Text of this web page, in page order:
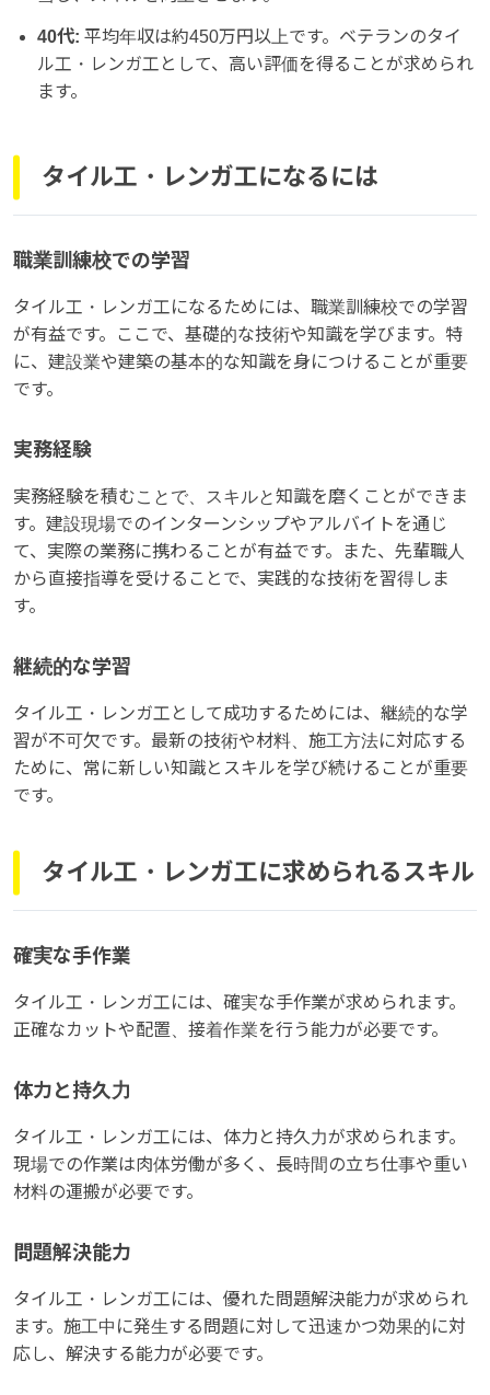
40代: 平均年収は約450万円以上です。ベテランのタイ
ル工・レンガ工として、高い評価を得ることが求められ
ます。
タイル工・レンガ工になるには
職業訓練校での学習
タイル工・レンガ工になるためには、職業訓練校での学習
が有益です。ここで、基礎的な技術や知識を学びます。特
に、建設業や建築の基本的な知識を身につけることが重要
です。
実務経験
実務経験を積むことで、スキルと知識を磨くことができま
す。建設現場でのインターンシップやアルバイトを通じ
て、実際の業務に携わることが有益です。また、先輩職人
から直接指導を受けることで、実践的な技術を習得しま
す。
継続的な学習
タイル工・レンガ工として成功するためには、継続的な学
習が不可欠です。最新の技術や材料、施工方法に対応する
ために、常に新しい知識とスキルを学び続けることが重要
です。
タイル工・レンガ工に求められるスキル
確実な手作業
タイル工・レンガ工には、確実な手作業が求められます。
正確なカットや配置、接着作業を行う能力が必要です。
体力と持久力
タイル工・レンガ工には、体力と持久力が求められます。
現場での作業は肉体労働が多く、長時間の立ち仕事や重い
材料の運搬が必要です。
問題解決能力
タイル工・レンガ工には、優れた問題解決能力が求められ
ます。施工中に発生する問題に対して迅速かつ効果的に対
応し、解決する能力が必要です。